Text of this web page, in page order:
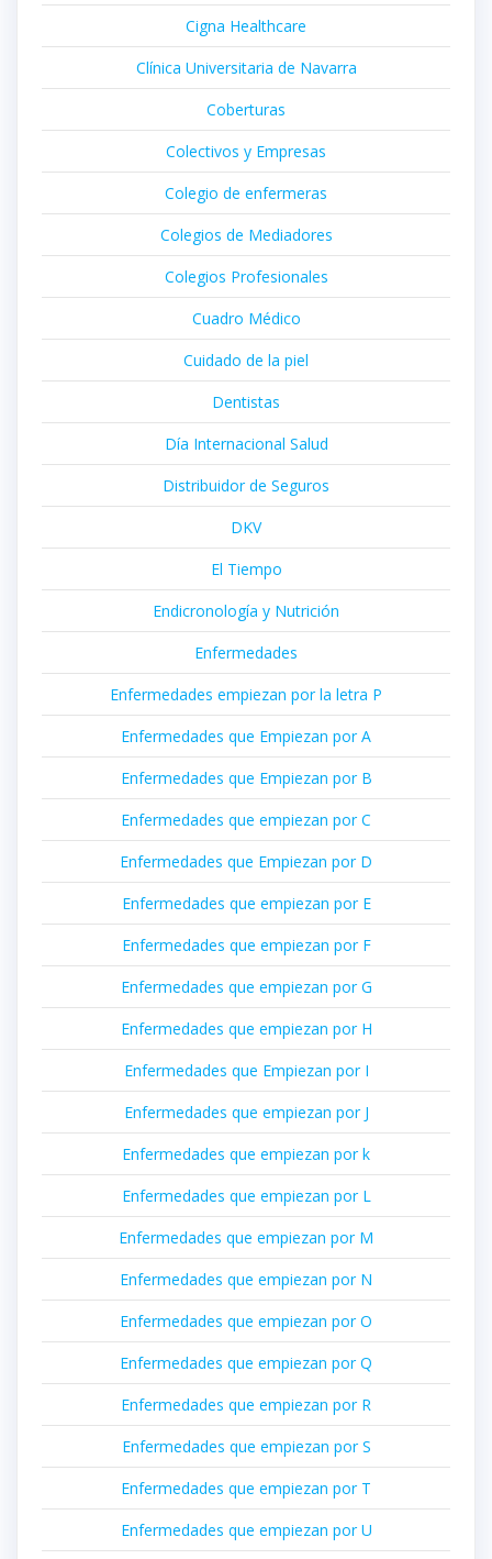
Cigna Healthcare
Clínica Universitaria de Navarra
Coberturas
Colectivos y Empresas
Colegio de enfermeras
Colegios de Mediadores
Colegios Profesionales
Cuadro Médico
Cuidado de la piel
Dentistas
Día Internacional Salud
Distribuidor de Seguros
DKV
El Tiempo
Endicronología y Nutrición
Enfermedades
Enfermedades empiezan por la letra P
Enfermedades que Empiezan por A
Enfermedades que Empiezan por B
Enfermedades que empiezan por C
Enfermedades que Empiezan por D
Enfermedades que empiezan por E
Enfermedades que empiezan por F
Enfermedades que empiezan por G
Enfermedades que empiezan por H
Enfermedades que Empiezan por I
Enfermedades que empiezan por J
Enfermedades que empiezan por k
Enfermedades que empiezan por L
Enfermedades que empiezan por M
Enfermedades que empiezan por N
Enfermedades que empiezan por O
Enfermedades que empiezan por Q
Enfermedades que empiezan por R
Enfermedades que empiezan por S
Enfermedades que empiezan por T
Enfermedades que empiezan por U